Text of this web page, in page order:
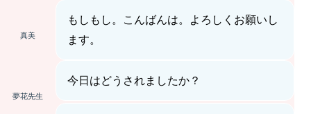
真美
もしもし。こんばんは。よろしくお願いし
ます。
夢花先生
今日はどうされましたか？